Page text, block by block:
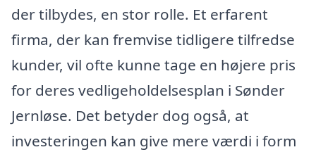
der tilbydes, en stor rolle. Et erfarent
firma, der kan fremvise tidligere tilfredse
kunder, vil ofte kunne tage en højere pris
for deres vedligeholdelsesplan i Sønder
Jernløse. Det betyder dog også, at
investeringen kan give mere værdi i form